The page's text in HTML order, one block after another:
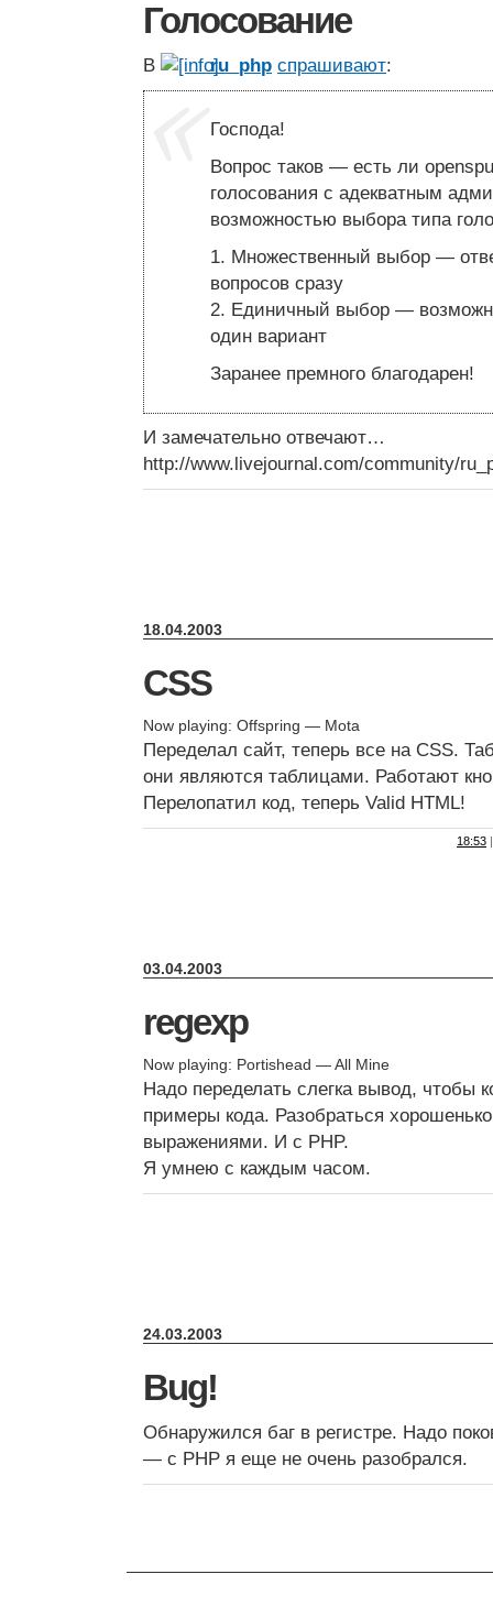
Голосование
В ru_php спрашивают:
Господа!
Вопрос таков — есть ли
голосования с адекватным
возможностью выбора типа
1. Множественный выбор —
вопросов сразу
2. Единичный выбор —
один вариант
Заранее премного благодарен!
И замечательно отвечают…
http://www.livejournal.com/community/
18.04.2003
CSS
Now playing: Offspring — Mota
Переделал сайт, теперь все на CSS.
они являются таблицами. Работают
Перелопатил код, теперь Valid HTML!
18:53 |
03.04.2003
regexp
Now playing: Portishead — All Mine
Надо переделать слегка вывод, чтобы
примеры кода. Разобраться
выражениями. И с PHP.
Я умнею с каждым часом.
24.03.2003
Bug!
Обнаружился баг в регистре. Надо
— с PHP я еще не очень разобрался.